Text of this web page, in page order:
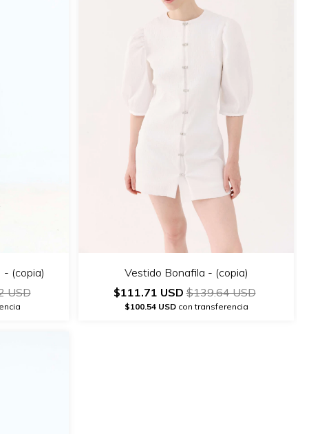
- (copia)
USD
Vestido Bonafila - (copia)
$111.71 USD$139.64 USD
$100.54 USDcon transferencia